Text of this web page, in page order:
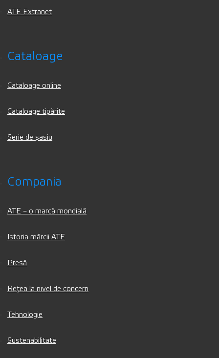
ATE Extranet
Cataloage
Cataloage online
Cataloage tipărite
Serie de șasiu
Compania
ATE – o marcă mondială
Istoria mărcii ATE
Presă
Rețea la nivel de concern
Tehnologie
Sustenabilitate